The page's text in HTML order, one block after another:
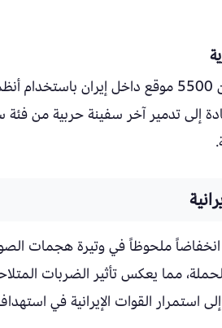
إلى تدمير آخر سفينة حربية من
ملحوظاً في وتيرة هجمات
مما يعكس تأثير الضربات
إلى استمرار القوات الإيرانية في